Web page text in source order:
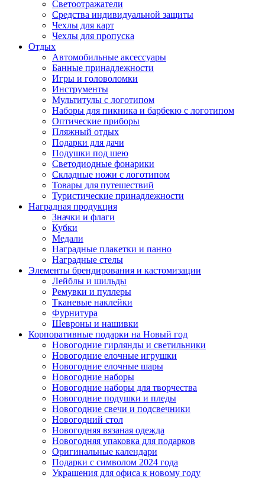
Светоотражатели
Средства индивидуальной защиты
Чехлы для карт
Чехлы для пропуска
Отдых
Автомобильные аксессуары
Банные принадлежности
Игры и головоломки
Инструменты
Мультитулы с логотипом
Наборы для пикника и барбекю с логотипом
Оптические приборы
Пляжный отдых
Подарки для дачи
Подушки под шею
Светодиодные фонарики
Складные ножи с логотипом
Товары для путешествий
Туристические принадлежности
Наградная продукция
Значки и флаги
Кубки
Медали
Наградные плакетки и панно
Наградные стелы
Элементы брендирования и кастомизации
Лейблы и шильды
Ремувки и пуллеры
Тканевые наклейки
Фурнитура
Шевроны и нашивки
Корпоративные подарки на Новый год
Новогодние гирлянды и светильники
Новогодние елочные игрушки
Новогодние елочные шары
Новогодние наборы
Новогодние наборы для творчества
Новогодние подушки и пледы
Новогодние свечи и подсвечники
Новогодний стол
Новогодняя вязаная одежда
Новогодняя упаковка для подарков
Оригинальные календари
Подарки с символом 2024 года
Украшения для офиса к новому году